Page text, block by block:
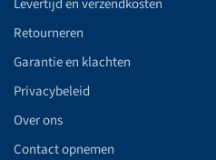
Levertijd en verzendkosten
Retourneren
Garantie en klachten
Privacybeleid
Over ons
Contact opnemen